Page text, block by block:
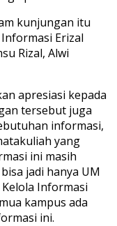
kunjungan itu
Erizal
Rizal, Alwi
apresiasi kepada
tersebut juga
informasi,
yang
ini masih
jadi hanya UM
Informasi
kampus ada
ini.